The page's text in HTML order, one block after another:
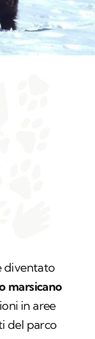
diventato
marsicano
in aree
del parco